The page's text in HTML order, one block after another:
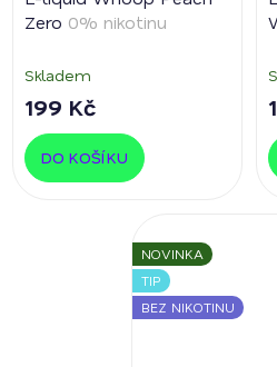
Zero 0% nikotinu
Skladem
199 Kč
DO KOŠÍKU
NOVINKA
TIP
BEZ NIKOTINU